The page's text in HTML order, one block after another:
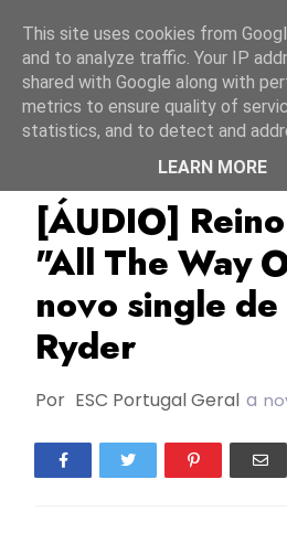
Novos
[ÁUDIO]
"All The Way
novo single de
Ryder
Por ESC Portugal Geral a
This site uses cookies from
and to analyze traffic. Your IP
shared with Google along with
metrics to ensure quality of
statistics, and to detect and
LEARN MORE